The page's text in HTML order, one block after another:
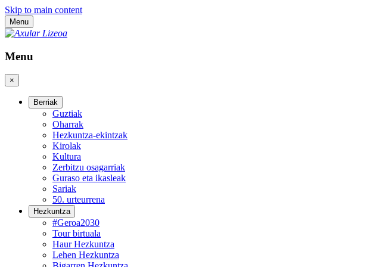
Skip to main content
Menu
Menu
×
Berriak
Guztiak
Oharrak
Hezkuntza-ekintzak
Kirolak
Kultura
Zerbitzu osagarriak
Guraso eta ikasleak
Sariak
50. urteurrena
Hezkuntza
#Geroa2030
Tour birtuala
Haur Hezkuntza
Lehen Hezkuntza